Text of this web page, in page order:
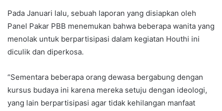
Pada Januari lalu, sebuah laporan yang disiapkan oleh
Panel Pakar PBB menemukan bahwa beberapa wanita yang
menolak untuk berpartisipasi dalam kegiatan Houthi ini
diculik dan diperkosa.
“Sementara beberapa orang dewasa bergabung dengan
kursus budaya ini karena mereka setuju dengan ideologi,
yang lain berpartisipasi agar tidak kehilangan manfaat